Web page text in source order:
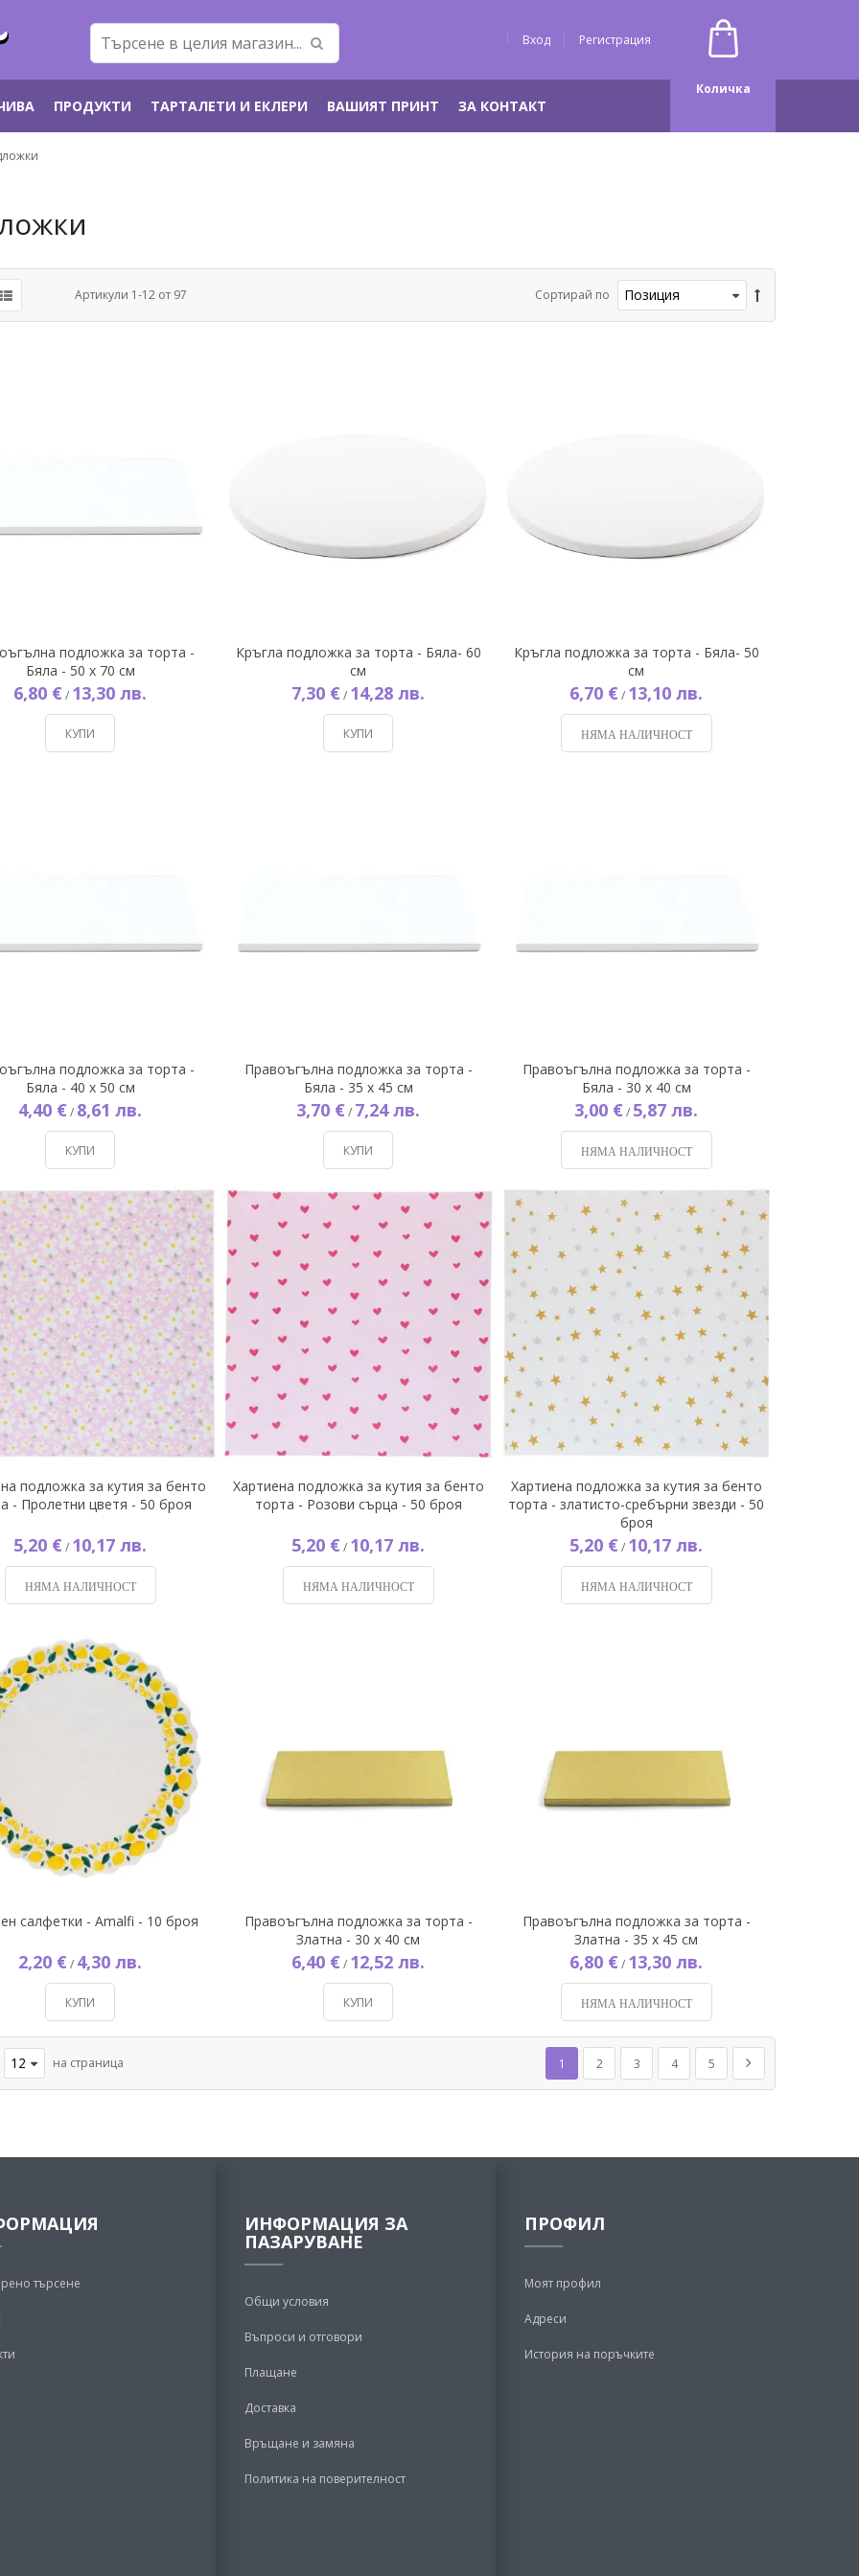
Вход Регистрация
Количка
ПРОДУКТИ ТАРТАЛЕТИ И ЕКЛЕРИ ВАШИЯТ ПРИНТ ЗА КОНТАКТ
Артикули 1-12 от 97 Сортирай по
подложка за торта -
Бяла - 50 х 70 см
6,80 € / 13,30 лв.
КУПИ
Кръгла подложка за торта - Бяла- 60
см
7,30 € / 14,28 лв.
КУПИ
Кръгла подложка за торта - Бяла- 50
см
6,70 € / 13,10 лв.
НЯМА НАЛИЧНОСТ
подложка за торта -
Бяла - 40 х 50 см
4,40 € / 8,61 лв.
КУПИ
Правоъгълна подложка за торта -
Бяла - 35 х 45 см
3,70 € / 7,24 лв.
КУПИ
Правоъгълна подложка за торта -
Бяла - 30 х 40 см
3,00 € / 5,87 лв.
НЯМА НАЛИЧНОСТ
подложка за кутия за бенто
- Пролетни цветя - 50 броя
5,20 € / 10,17 лв.
НЯМА НАЛИЧНОСТ
Хартиена подложка за кутия за бенто
торта - Розови сърца - 50 броя
5,20 € / 10,17 лв.
НЯМА НАЛИЧНОСТ
Хартиена подложка за кутия за бенто
торта - златисто-сребърни звезди - 50
броя
5,20 € / 10,17 лв.
НЯМА НАЛИЧНОСТ
салфетки - Amalfi - 10 броя
2,20 € / 4,30 лв.
КУПИ
Правоъгълна подложка за торта -
Златна - 30 х 40 см
6,40 € / 12,52 лв.
КУПИ
Правоъгълна подложка за торта -
Златна - 35 х 45 см
6,80 € / 13,30 лв.
НЯМА НАЛИЧНОСТ
на страница
Страница
В момента четете страница
1 Страница
2 Страница
3 Страница
4 Страница
5 Страница
Напред
търсене
ИНФОРМАЦИЯ ЗА
ПАЗАРУВАНЕ
Общи условия
Въпроси и отговори
Плащане
Доставка
Връщане и замяна
Политика на поверителност
ПРОФИЛ
Моят профил
Адреси
История на поръчките